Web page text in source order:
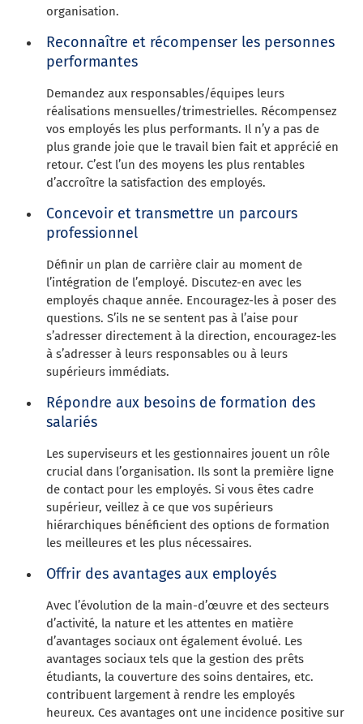
organisation.
Reconnaître et récompenser les personnes
performantes
Demandez aux responsables/équipes leurs
réalisations mensuelles/trimestrielles. Récompensez
vos employés les plus performants. Il n’y a pas de
plus grande joie que le travail bien fait et apprécié en
retour. C’est l’un des moyens les plus rentables
d’accroître la satisfaction des employés.
Concevoir et transmettre un parcours
professionnel
Définir un plan de carrière clair au moment de
l’intégration de l’employé. Discutez-en avec les
employés chaque année. Encouragez-les à poser des
questions. S’ils ne se sentent pas à l’aise pour
s’adresser directement à la direction, encouragez-les
à s’adresser à leurs responsables ou à leurs
supérieurs immédiats.
Répondre aux besoins de formation des
salariés
Les superviseurs et les gestionnaires jouent un rôle
crucial dans l’organisation. Ils sont la première ligne
de contact pour les employés. Si vous êtes cadre
supérieur, veillez à ce que vos supérieurs
hiérarchiques bénéficient des options de formation
les meilleures et les plus nécessaires.
Offrir des avantages aux employés
Avec l’évolution de la main-d’œuvre et des secteurs
d’activité, la nature et les attentes en matière
d’avantages sociaux ont également évolué. Les
avantages sociaux tels que la gestion des prêts
étudiants, la couverture des soins dentaires, etc.
contribuent largement à rendre les employés
heureux. Ces avantages ont une incidence positive sur